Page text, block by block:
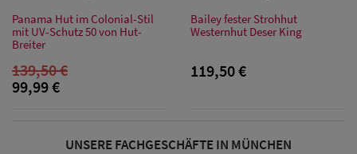
Bandana Caps
Damen
Sonnenschilder
Panama Hut im Colonial-Stil
mit UV-Schutz 50 von Hut-
Breiter
139,50 €
99,99 €
Bailey fester Strohhut
Westernhut Deser King
119,50 €
UNSERE FACHGESCHÄFTE IN MÜNCHEN